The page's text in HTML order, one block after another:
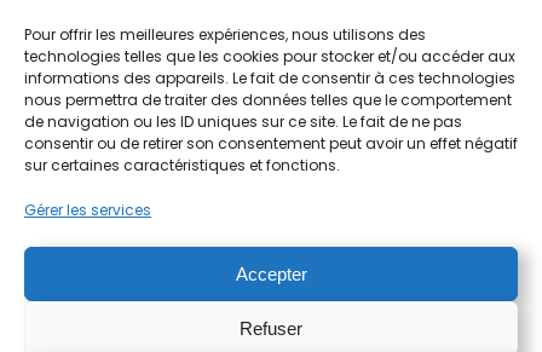
Pour offrir les meilleures expériences, nous utilisons des
technologies telles que les cookies pour stocker et/ou accéder aux
informations des appareils. Le fait de consentir à ces technologies
nous permettra de traiter des données telles que le comportement
de navigation ou les ID uniques sur ce site. Le fait de ne pas
consentir ou de retirer son consentement peut avoir un effet négatif
sur certaines caractéristiques et fonctions.
Gérer les services
Accepter
Refuser
Liens Utiles
Aérodrome de Lognes Emerainville
77185 LOGNES
contact@helico.org